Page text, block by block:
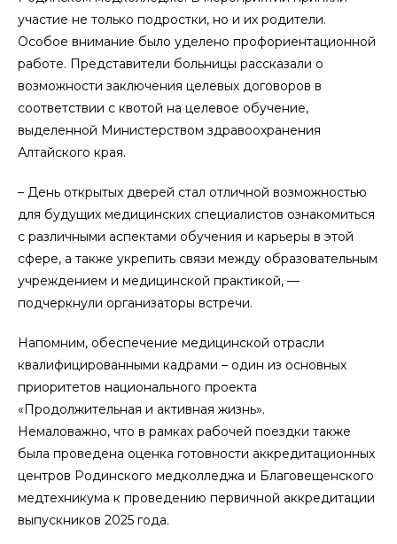
участие не только подростки, но и их родители.
Особое внимание было уделено профориентационной
работе. Представители больницы рассказали о
возможности заключения целевых договоров в
соответствии с квотой на целевое обучение,
выделенной Министерством здравоохранения
Алтайского края.
– День открытых дверей стал отличной возможностью
для будущих медицинских специалистов ознакомиться
с различными аспектами обучения и карьеры в этой
сфере, а также укрепить связи между образовательным
учреждением и медицинской практикой, —
подчеркнули организаторы встречи.
Напомним, обеспечение медицинской отрасли
квалифицированными кадрами – один из основных
приоритетов национального проекта
«Продолжительная и активная жизнь».
Немаловажно, что в рамках рабочей поездки также
была проведена оценка готовности аккредитационных
центров Родинского медколледжа и Благовещенского
медтехникума к проведению первичной аккредитации
выпускников 2025 года.